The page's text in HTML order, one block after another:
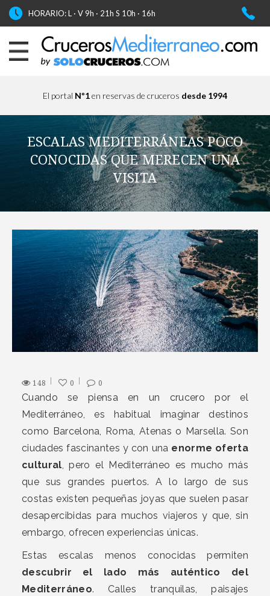
HORARIO: L · V 9h · 21h S 10h · 16h
El portal Nº1en reservas de cruceros desde 1994
ESCALAS MEDITERRÁNEAS POCO
CONOCIDAS QUE MERECEN UNA
VISITA
148 0 0
Cuando se piensa en un crucero por el
Mediterráneo, es habitual imaginar destinos
como Barcelona, Roma, Atenas o Marsella. Son
ciudades fascinantes y con una enorme oferta
cultural, pero el Mediterráneo es mucho más
que sus grandes puertos. A lo largo de sus
costas existen pequeñas joyas que suelen pasar
desapercibidas para muchos viajeros y que, sin
embargo, ofrecen experiencias únicas.
Estas escalas menos conocidas permiten
descubrir el lado más auténtico del
Mediterráneo. Calles tranquilas, paisajes